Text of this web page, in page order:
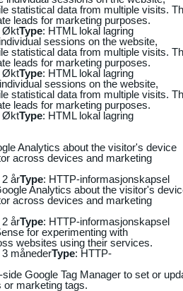
statistical data from multiple visits.
leads for marketing purposes.
ØktType: HTML lokal lagring
sessions on the website,
statistical data from multiple visits.
leads for marketing purposes.
ØktType: HTML lokal lagring
sessions on the website,
statistical data from multiple visits.
leads for marketing purposes.
ØktType: HTML lokal lagring
Analytics about the visitor's device
across devices and marketing
2 årType: HTTP-informasjonskapsel
Analytics about the visitor's
across devices and marketing
2 årType: HTTP-informasjonskapsel
for experimenting with
websites using their services.
3 månederType: HTTP-
Google Tag Manager to set or
or marketing tags.